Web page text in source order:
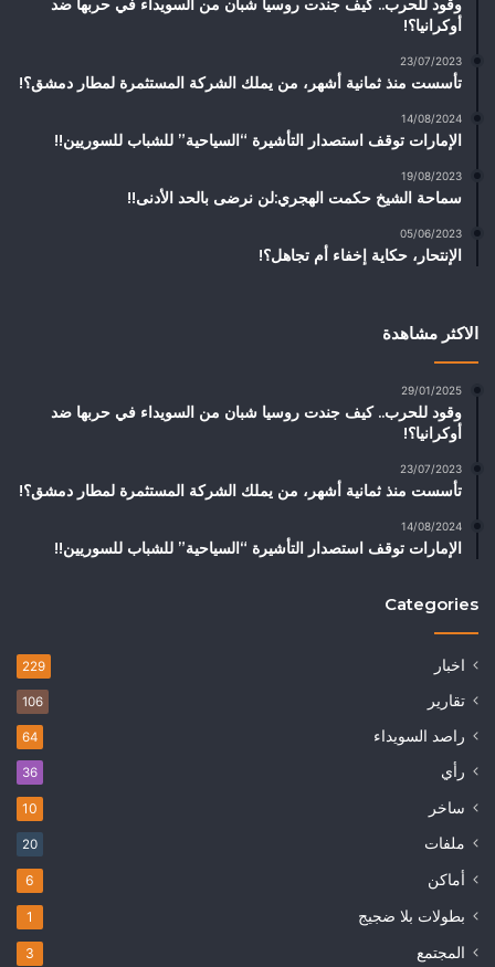
وقود للحرب.. كيف جندت روسيا شبان من السويداء في حربها ضد
أوكرانيا؟!
23/07/2023
تأسست منذ ثمانية أشهر، من يملك الشركة المستثمرة لمطار دمشق؟!
14/08/2024
الإمارات توقف استصدار التأشيرة “السياحية” للشباب للسوريين!!
19/08/2023
سماحة الشيخ حكمت الهجري:لن نرضى بالحد الأدنى!!
05/06/2023
الإنتحار، حكاية إخفاء أم تجاهل؟!
الاكثر مشاهدة
29/01/2025
وقود للحرب.. كيف جندت روسيا شبان من السويداء في حربها ضد
أوكرانيا؟!
23/07/2023
تأسست منذ ثمانية أشهر، من يملك الشركة المستثمرة لمطار دمشق؟!
14/08/2024
الإمارات توقف استصدار التأشيرة “السياحية” للشباب للسوريين!!
Categories
اخبار 229
تقارير 106
راصد السويداء 64
رأي 36
ساخر 10
ملفات 20
أماكن 6
بطولات بلا ضجيج 1
المجتمع 3